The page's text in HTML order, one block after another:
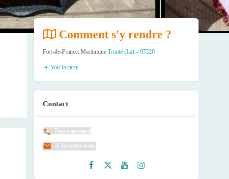
Comment s'y rendre ?
Fort-de-France, Martinique Trinité (La) – 97220
Voir la carte
Contact
Non renseigné
Contactez-nous